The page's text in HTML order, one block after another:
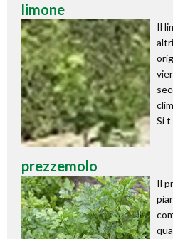
limone
Il
Si t
prezzemolo
Il